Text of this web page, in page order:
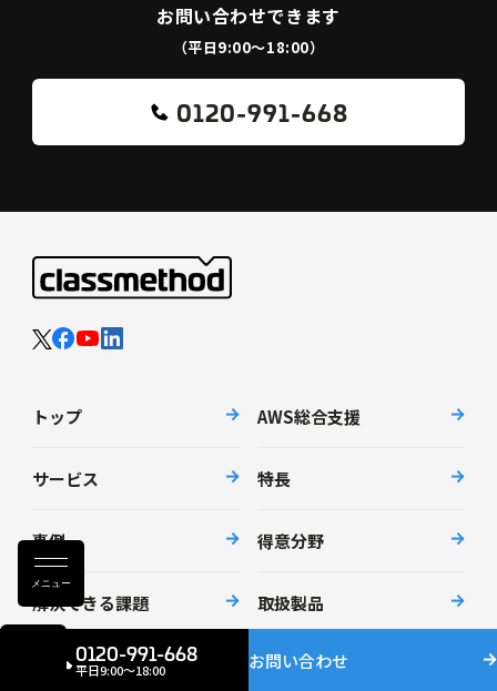
メニュー
お問い合わせできます
（平日9:00〜18:00）
0120-991-668
トップ AWS総合支援
サービス 特長
事例 得意分野
解決できる課題 取扱製品
自社製品 セミナー
0120-991-668
平日9:00〜18:00 お問い合わせ